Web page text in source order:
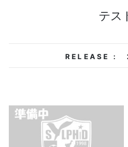
テス
RELEASE :